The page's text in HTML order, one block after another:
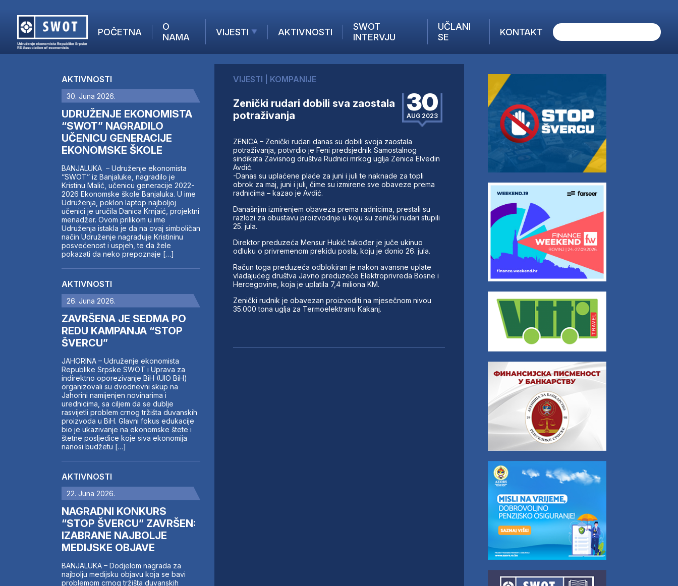
POČETNA
O
NAMA
VIJESTI
AKTUELNO
KOMPANIJE
FINANSIJE
IZ STRANIH MEDIJA
AKTIVNOSTI
SWOT
INTERVJU
UČLANI
SE
KONTAKT
AKTUELNO
ANALIZE
KOMPANIJE
FINANSIJE
IZ STRANIH MEDIJA
AKTIVNOSTI
SWOT INTERVJU
UČLANI SE
KONTAKT
AKTIVNOSTI
30. Juna 2026.
UDRUŽENJE EKONOMISTA
“SWOT” NAGRADILO
UČENICU GENERACIJE
EKONOMSKE ŠKOLE
BANJALUKA – Udruženje ekonomista
“SWOT” iz Banjaluke, nagradilo je
Kristinu Malić, učenicu generacije 2022-
2026 Ekonomske škole Banjaluka. U ime
Udruženja, poklon laptop najboljoj
učenici je uručila Danica Krnjaić, projektni
menadžer. Ovom prilikom u ime
Udruženja istakla je da na ovaj simboličan
način Udruženje nagrađuje Kristininu
posvećenost i uspjeh, te da žele
pokazati da neko prepoznaje […]
AKTIVNOSTI
26. Juna 2026.
ZAVRŠENA JE SEDMA PO
REDU KAMPANJA “STOP
ŠVERCU”
JAHORINA – Udruženje ekonomista
Republike Srpske SWOT i Uprava za
indirektno oporezivanje BiH (UIO BiH)
organizovali su dvodnevni skup na
Jahorini namijenjen novinarima i
urednicima, sa ciljem da se dublje
rasvijetli problem crnog tržišta duvanskih
proizvoda u BiH. Glavni fokus edukacije
bio je ukazivanje na ekonomske štete i
štetne posljedice koje siva ekonomija
nanosi budžetu […]
AKTIVNOSTI
22. Juna 2026.
NAGRADNI KONKURS
“STOP ŠVERCU” ZAVRŠEN:
IZABRANE NAJBOLJE
MEDIJSKE OBJAVE
BANJALUKA – Dodjelom nagrada za
najbolju medijsku objavu koja se bavi
problemom crnog tržišta duvanskih
VIJESTI KOMPANIJE
Zenički rudari dobili sva zaostala
potraživanja
30
AUG 2023
ZENICA – Zenički rudari danas su dobili svoja zaostala
potraživanja, potvrdio je Feni predsjednik Samostalnog
sindikata Zavisnog društva Rudnici mrkog uglja Zenica Elvedin
Avdić.
-Danas su uplaćene plaće za juni i juli te naknade za topli
obrok za maj, juni i juli, čime su izmirene sve obaveze prema
radnicima – kazao je Avdić.
Današnjim izmirenjem obaveza prema radnicima, prestali su
razlozi za obustavu proizvodnje u koju su zenički rudari stupili
25. jula.
Direktor preduzeća Mensur Hukić također je juče ukinuo
odluku o privremenom prekidu posla, koju je donio 26. jula.
Račun toga preduzeća odblokiran je nakon avansne uplate
vladajućeg društva Javno preduzeće Elektroprivreda Bosne i
Hercegovine, koja je uplatila 7,4 miliona KM.
Zenički rudnik je obavezan proizvoditi na mjesečnom nivou
35.000 tona uglja za Termoelektranu Kakanj.